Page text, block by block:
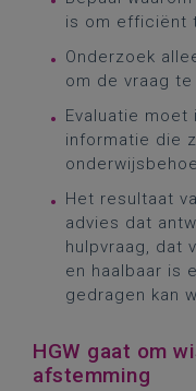
is om efficiënt
Onderzoek
om de vraag
Evaluatie
informatie die
Het resultaat
advies dat
hulpvraag, dat
en haalbaar is
gedragen kan
HGW gaat om
afstemming